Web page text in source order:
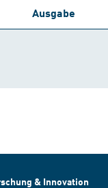
Ausgabe
& Innovation